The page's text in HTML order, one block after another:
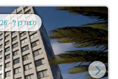
מצודכן ל -02.08.2026